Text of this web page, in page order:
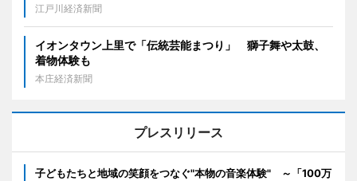
江戸川経済新聞
イオンタウン上里で「伝統芸能まつり」 獅子舞や太鼓、
着物体験も
本庄経済新聞
プレスリリース
子どもたちと地域の笑顔をつなぐ"本物の音楽体験" ～「100万